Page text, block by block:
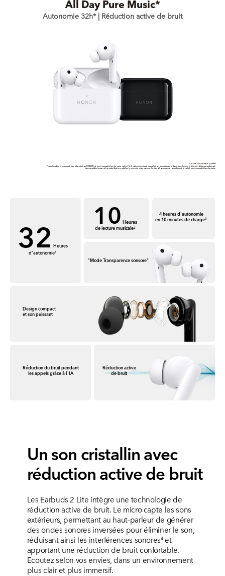
All Day Pure Music*
Autonomie 32h* | Réduction active de bruit
*Un son clair toute la journée.
*Les données proviennent des laboratoires HONOR et sont susceptibles de varier selon l'utilisation.Les visuels produit et les contenus d'écran sont fournis à titre de référence seulement.
Les caractéristiques et les spécifications réelles (y compris mais sans se limiter à l'apparence, la couleur et la taille) sont susceptibles de varier.
32 Heures
d'autonomie1
10 Heures
de lecture musicale2
4 heures d'autonomie
en 10 minutes de charge3
Réduction du bruit pendant
les appels grâce à I'IA
"Mode Transparence sonsore"
Design compact
et son puissant
Réduction active
de bruit
Un son cristallin avec
réduction active de bruit
Les Earbuds 2 Lite intègre une technologie de
réduction active de bruit. Le micro capte les sons
extérieurs, permettant au haut-parleur de générer
des ondes sonores inversées pour éliminer le son,
réduisant ainsi les interférences sonores4et
apportant une réduction de bruit confortable.
Ecoutez selon vos envies, dans un environnement
plus clair et plus immersif.